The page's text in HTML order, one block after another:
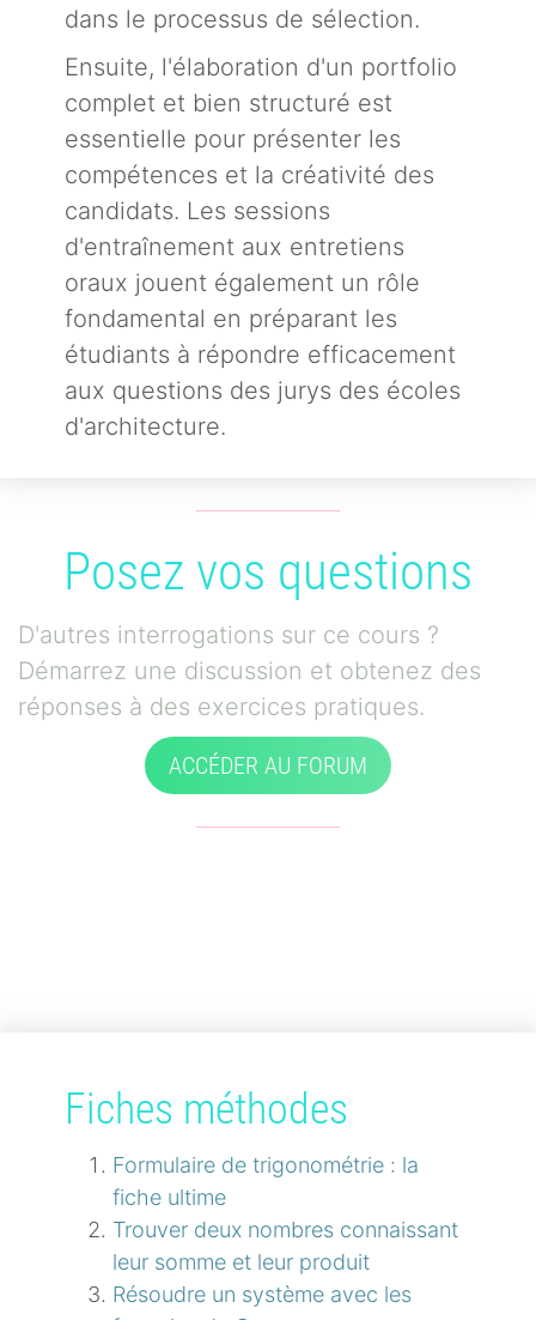
dans le processus de sélection.
Ensuite, l'élaboration d'un portfolio
complet et bien structuré est
essentielle pour présenter les
compétences et la créativité des
candidats. Les sessions
d'entraînement aux entretiens
oraux jouent également un rôle
fondamental en préparant les
étudiants à répondre efficacement
aux questions des jurys des écoles
d'architecture.
Posez vos questions
D'autres interrogations sur ce cours ?
Démarrez une discussion et obtenez des
réponses à des exercices pratiques.
ACCÉDER AU FORUM
Fiches méthodes
Formulaire de trigonométrie : la
fiche ultime
Trouver deux nombres connaissant
leur somme et leur produit
Résoudre un système avec les